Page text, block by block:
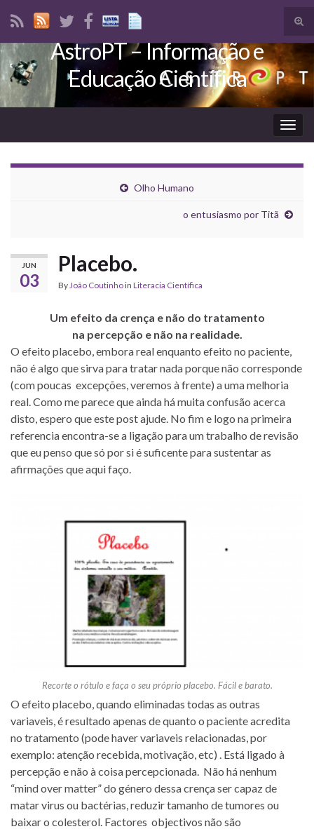
Search for:
AstroPT – Informação e
Educação Científica
Olho Humano
o entusiasmo por Titã
JUN
03
Placebo.
ByJoão Coutinhoin Literacia Científica
Um efeito da crença e não do tratamento
na percepção e não na realidade.
O efeito placebo, embora real enquanto efeito no paciente,
não é algo que sirva para tratar nada porque não corresponde
(com poucas excepções, veremos à frente) a uma melhoria
real. Como me parece que ainda há muita confusão acerca
disto, espero que este post ajude. No fim e logo na primeira
referencia encontra-se a ligação para um trabalho de revisão
que eu penso que só por si é suficente para sustentar as
afirmações que aqui faço.
Recorte o rótulo e faça o seu próprio placebo. Fácil e barato.
O efeito placebo, quando eliminadas todas as outras
variaveis, é resultado apenas de quanto o paciente acredita
no tratamento (pode haver variaveis relacionadas, por
exemplo: atenção recebida, motivação, etc) . Está ligado à
percepção e não à coisa percepcionada. Não há nenhum
“mind over matter” do género dessa crença ser capaz de
matar virus ou bactérias, reduzir tamanho de tumores ou
baixar o colesterol. Factores objectivos não são